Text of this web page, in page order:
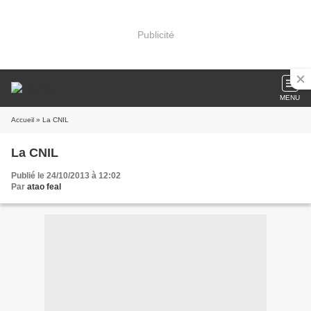
Publicité
MENU
Accueil » La CNIL
La CNIL
Publié le 24/10/2013 à 12:02
Par atao feal